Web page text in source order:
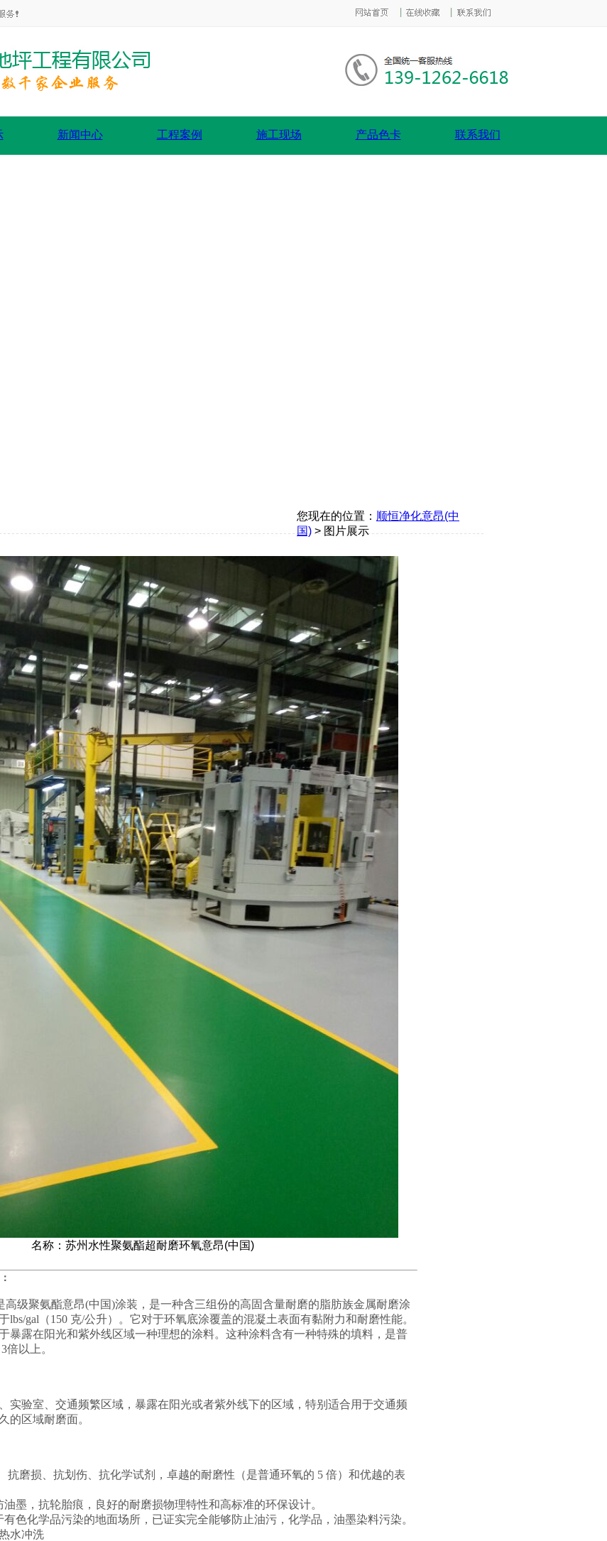
新闻中心 工程案例 施工现场 产品色卡 联系我们
您现在的位置： 顺恒净化意昂(中
国)> 图片展示
名称：苏州水性聚氨酯超耐磨环氧意昂(中国)
高级聚氨酯意昂(中国)涂装，是一种含三组份的高固含量耐磨的脂肪族金属耐磨涂
lbs/gal（150 克/公升）。它对于环氧底涂覆盖的混凝土表面有黏附力和耐磨性能。
暴露在阳光和紫外线区域一种理想的涂料。这种涂料含有一种特殊的填料，是普
倍以上。
实验室、交通频繁区域，暴露在阳光或者紫外线下的区域，特别适合用于交通频
的区域耐磨面。
抗磨损、抗划伤、抗化学试剂，卓越的耐磨性（是普通环氧的 5 倍）和优越的表
墨，抗轮胎痕，良好的耐磨损物理特性和高标准的环保设计。
色化学品污染的地面场所，已证实完全能够防止油污，化学品，油墨染料污染。
水冲洗